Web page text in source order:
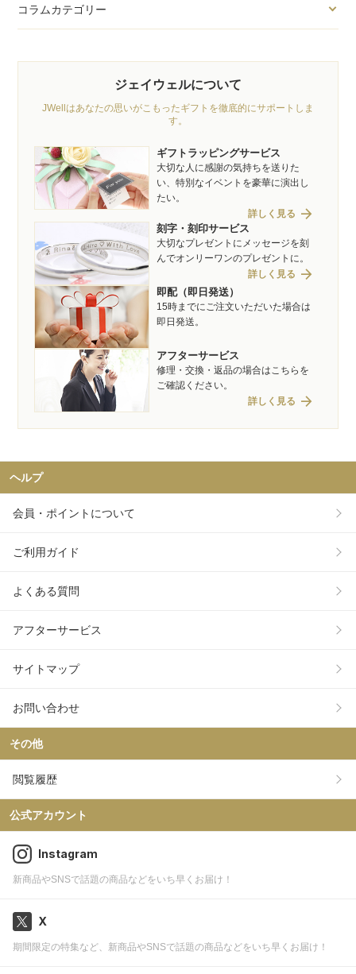
コラムカテゴリー
ジェイウェルについて
JWellはあなたの思いがこもったギフトを徹底的にサポートしま
す。
ギフトラッピングサービス
大切な人に感謝の気持ちを送りた
い、特別なイベントを豪華に演出し
たい。
詳しく見る arrow_forward
刻字・刻印サービス
大切なプレゼントにメッセージを刻
んでオンリーワンのプレゼントに。
詳しく見る arrow_forward
即配（即日発送）
15時までにご注文いただいた場合は
即日発送。
アフターサービス
修理・交換・返品の場合はこちらを
ご確認ください。
詳しく見る arrow_forward
ヘルプ
会員・ポイントについて
ご利用ガイド
よくある質問
アフターサービス
サイトマップ
お問い合わせ
その他
閲覧履歴
公式アカウント
Instagram
新商品やSNSで話題の商品などをいち早くお届け！
X
期間限定の特集など、新商品やSNSで話題の商品などをいち早くお届け！